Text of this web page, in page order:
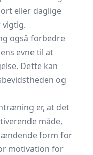
eller daglige
vigtig.
også forbedre
evne til at
Dette kan
og
er, at det
måde,
form for
motivation for